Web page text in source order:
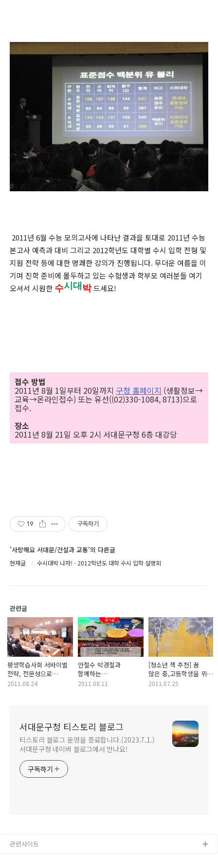
2011년 6월 수능 모의고사에 나타난 결과을 토대로 2011년 수능
본고사 예측과 대비 그리고 2012학년도 대학별 수시 입학 전형 및
지원 전략 등에 대한 명쾌한 강의가 진행됩니다. 무더운 여름을 이
기며 진학 준비에 몰두하고 있는 수험생과 학부모 여러분들 여기
오셔서 시원한 수시대 박드세요!
접수 방법
2011년 8월 1일부터 20일까지 구청 홈페이지 (생활정보→
교육→온라인접수) 또는 유선((02)330-1084, 8713)으로
접수.
장소
2011년 8월 21일 오후 2시 서대문구청 6층 대강당
19 구독하기
'사랑해요 서대문/건설과 교통'의 다른글
현재글 수시대박 나자! - 2012학년도 대학 수시 입학 설명회
관련글
평생학습사회 서바이벌
전략, 전문성으로
살아남기!
2011.08.24
안철수 박경철과
함께하는
교육스페셜특강
2011.08.11
[청소년 책 추천] 꿈
많은 중,고등학생을 위한
책 추천 Best5
2011.07.25
서대문구청 티스토리 블로그
티스토리 블로그 운영을 종료합니다.(2023.7.1.)
서대문구청 네이버 블로그에서 만나요!
구독하기
관련사이트